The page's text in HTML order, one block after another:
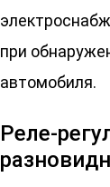
при
автомобиля.
Реле-